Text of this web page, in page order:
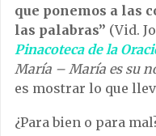
que ponemos a las
las palabras” (Vid.
Pinacoteca de la
María – María es su
es mostrar lo que
¿Para bien o para